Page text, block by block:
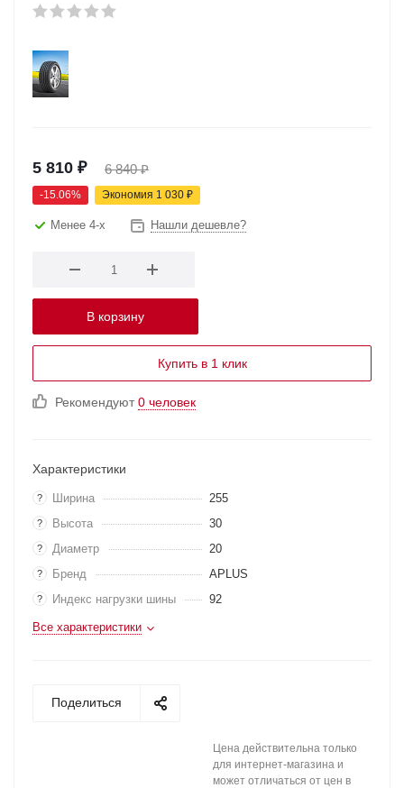
5 810 ₽ 6 840₽
-15.06% Экономия 1 030 ₽
Менее 4-х Нашли дешевле?
В корзину
Купить в 1 клик
Рекомендуют0 человек
Характеристики
? Ширина 255
? Высота 30
? Диаметр 20
? Бренд APLUS
? Индекс нагрузки шины 92
Все характеристики
Поделиться
Цена действительна только
для интернет-магазина и
может отличаться от цен в